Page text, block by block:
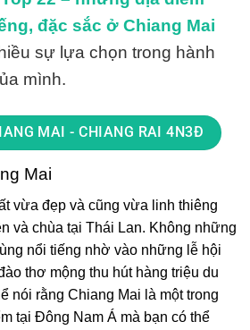
đặc sắc ở Chiang Mai
sự lựa chọn trong hành
mình.
MAI - CHIANG RAI 4N3Đ
Mai
vừa đẹp và cũng vừa linh thiêng
và chùa tại Thái Lan. Không những
nổi tiếng nhờ vào những lễ hội
thơ mộng thu hút hàng triệu du
nói rằng Chiang Mai là một trong
tại Đông Nam Á mà bạn có thể